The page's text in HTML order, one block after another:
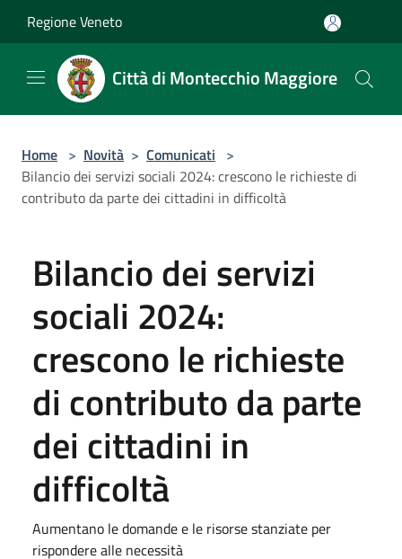
Regione Veneto
Città di Montecchio Maggiore
Home > Novità > Comunicati >
Bilancio dei servizi sociali 2024: crescono le richieste di
contributo da parte dei cittadini in difficoltà
Bilancio dei servizi
sociali 2024:
crescono le richieste
di contributo da parte
dei cittadini in
difficoltà
Aumentano le domande e le risorse stanziate per
rispondere alle necessità